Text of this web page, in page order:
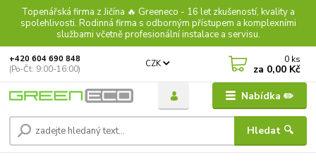
Topenářská firma z Jičína 🔥 Greeneco - 16 let zkušeností, kvality a
spolehlivosti. Rodinná firma s odborným přístupem a komplexními
službami včetně profesionální instalace a servisu.
Nabídka ✏️
CZK
Hledat 🔍
+420 604 690 848
(Po-Čt: 9:00-16:00)
0 ks
za 0,00 Kč